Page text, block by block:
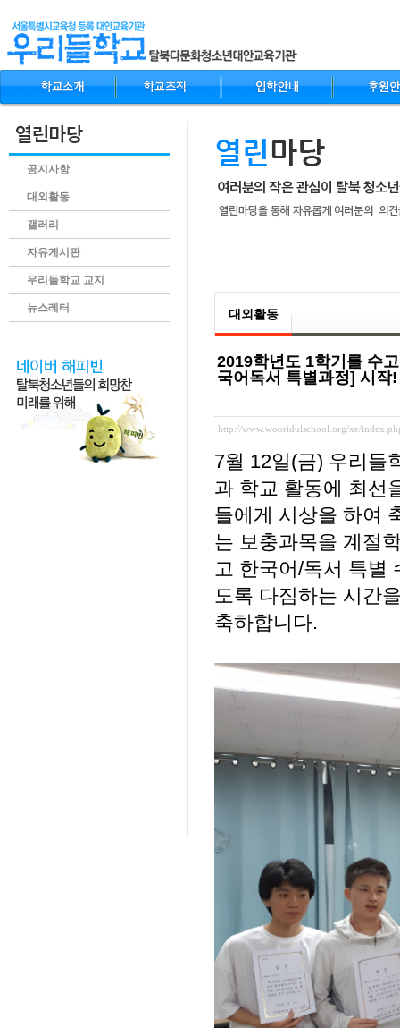
공지사항
대외활동
갤러리
자유게시판
우리들학교 교지
뉴스레터 대외활동
2019학년도 1학기를 수
국어독서 특별과정] 시작!
http://www.wooridulschool.org/xe/
7월 12일(금) 우리들
과 학교 활동에 최선
들에게 시상을 하여
는 보충과목을 계절
고 한국어/독서 특별
도록 다짐하는 시간
축하합니다.